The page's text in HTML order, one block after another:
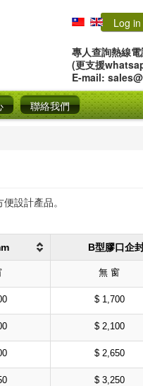
Log in
專人查詢熱線
(更支援
E-mail:
聯絡我們
設計產品。
B型膠口企
無 窗
$ 1,700
$ 2,100
$ 2,650
$ 3,250